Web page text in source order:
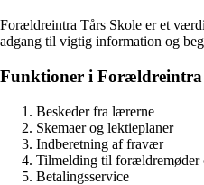
Forældreintra Tårs Skole er et
adgang til vigtig information og
Funktioner i Forældreintra
Beskeder fra lærerne
Skemaer og lektieplaner
Indberetning af fravær
Tilmelding til forældremøder
Betalingsservice